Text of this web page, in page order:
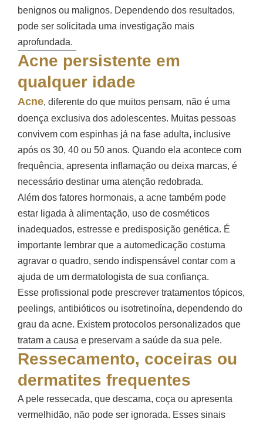
benignos ou malignos. Dependendo dos resultados,
pode ser solicitada uma investigação mais
aprofundada.
Acne persistente em
qualquer idade
Acne, diferente do que muitos pensam, não é uma
doença exclusiva dos adolescentes. Muitas pessoas
convivem com espinhas já na fase adulta, inclusive
após os 30, 40 ou 50 anos. Quando ela acontece com
frequência, apresenta inflamação ou deixa marcas, é
necessário destinar uma atenção redobrada.
Além dos fatores hormonais, a acne também pode
estar ligada à alimentação, uso de cosméticos
inadequados, estresse e predisposição genética. É
importante lembrar que a automedicação costuma
agravar o quadro, sendo indispensável contar com a
ajuda de um dermatologista de sua confiança.
Esse profissional pode prescrever tratamentos tópicos,
peelings, antibióticos ou isotretinoína, dependendo do
grau da acne. Existem protocolos personalizados que
tratam a causa e preservam a saúde da sua pele.
Ressecamento, coceiras ou
dermatites frequentes
A pele ressecada, que descama, coça ou apresenta
vermelhidão, não pode ser ignorada. Esses sinais